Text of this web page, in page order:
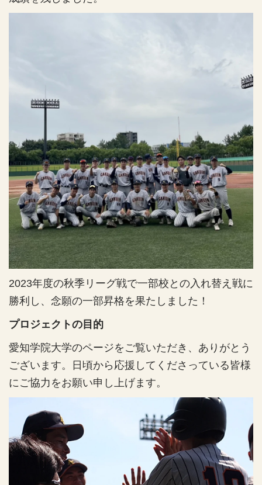
2023年度の秋季リーグ戦で一部校との入れ替え戦に
勝利し、念願の一部昇格を果たしました！
プロジェクトの目的
愛知学院大学のページをご覧いただき、ありがとう
ございます。日頃から応援してくださっている皆様
にご協力をお願い申し上げます。